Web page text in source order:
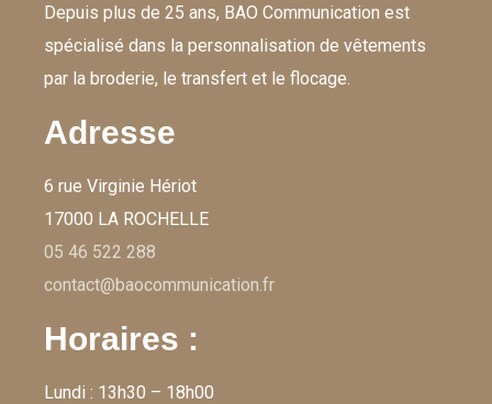
Depuis plus de 25 ans, BAO Communication est
spécialisé dans la personnalisation de vêtements
par la broderie, le transfert et le flocage.
Adresse
6 rue Virginie Hériot
17000 LA ROCHELLE
05 46 522 288
contact@baocommunication.fr
Horaires :
Lundi : 13h30 – 18h00